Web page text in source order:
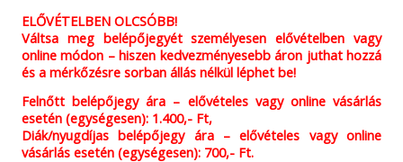
ELŐVÉTELBEN OLCSÓBB!
Váltsa meg belépőjegyét személyesen elővételben vagy
online módon – hiszen kedvezményesebb áron juthat hozzá
és a mérkőzésre sorban állás nélkül léphet be!
Felnőtt belépőjegy ára – elővételes vagy online vásárlás
esetén (egységesen): 1.400,- Ft,
Diák/nyugdíjas belépőjegy ára – elővételes vagy online
vásárlás esetén (egységesen): 700,- Ft.